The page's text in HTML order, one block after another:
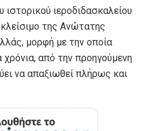
ιστορικού ιεροδιδασκαλείου
της Ανώτατης
μορφή με την οποία
χρόνια, από την προηγούμενη
να απαξιωθεί πλήρως και